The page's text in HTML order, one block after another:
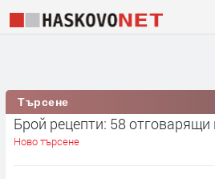
Търсене
Брой рецепти: 58
Ново търсене